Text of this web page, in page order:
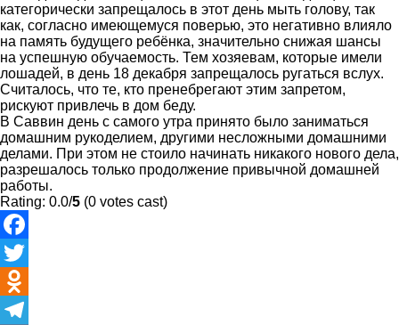
категорически запрещалось в этот день мыть голову, так
как, согласно имеющемуся поверью, это негативно влияло
на память будущего ребёнка, значительно снижая шансы
на успешную обучаемость. Тем хозяевам, которые имели
лошадей, в день 18 декабря запрещалось ругаться вслух.
Считалось, что те, кто пренебрегают этим запретом,
рискуют привлечь в дом беду.
В Саввин день с самого утра принято было заниматься
домашним рукоделием, другими несложными домашними
делами. При этом не стоило начинать никакого нового дела,
разрешалось только продолжение привычной домашней
работы.
Rating: 0.0/5 (0 votes cast)
Facebook
Twitter
Odnoklassniki